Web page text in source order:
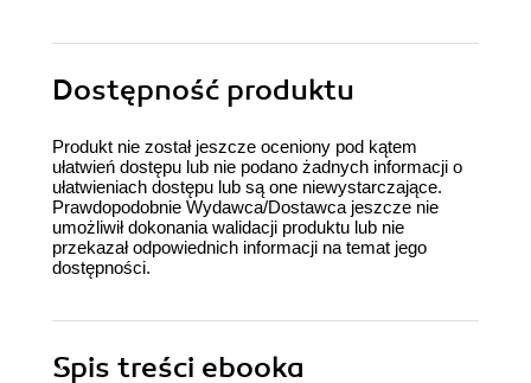
Dostępność produktu
Produkt nie został jeszcze oceniony pod kątem
ułatwień dostępu lub nie podano żadnych informacji o
ułatwieniach dostępu lub są one niewystarczające.
Prawdopodobnie Wydawca/Dostawca jeszcze nie
umożliwił dokonania walidacji produktu lub nie
przekazał odpowiednich informacji na temat jego
dostępności.
Spis treści ebooka